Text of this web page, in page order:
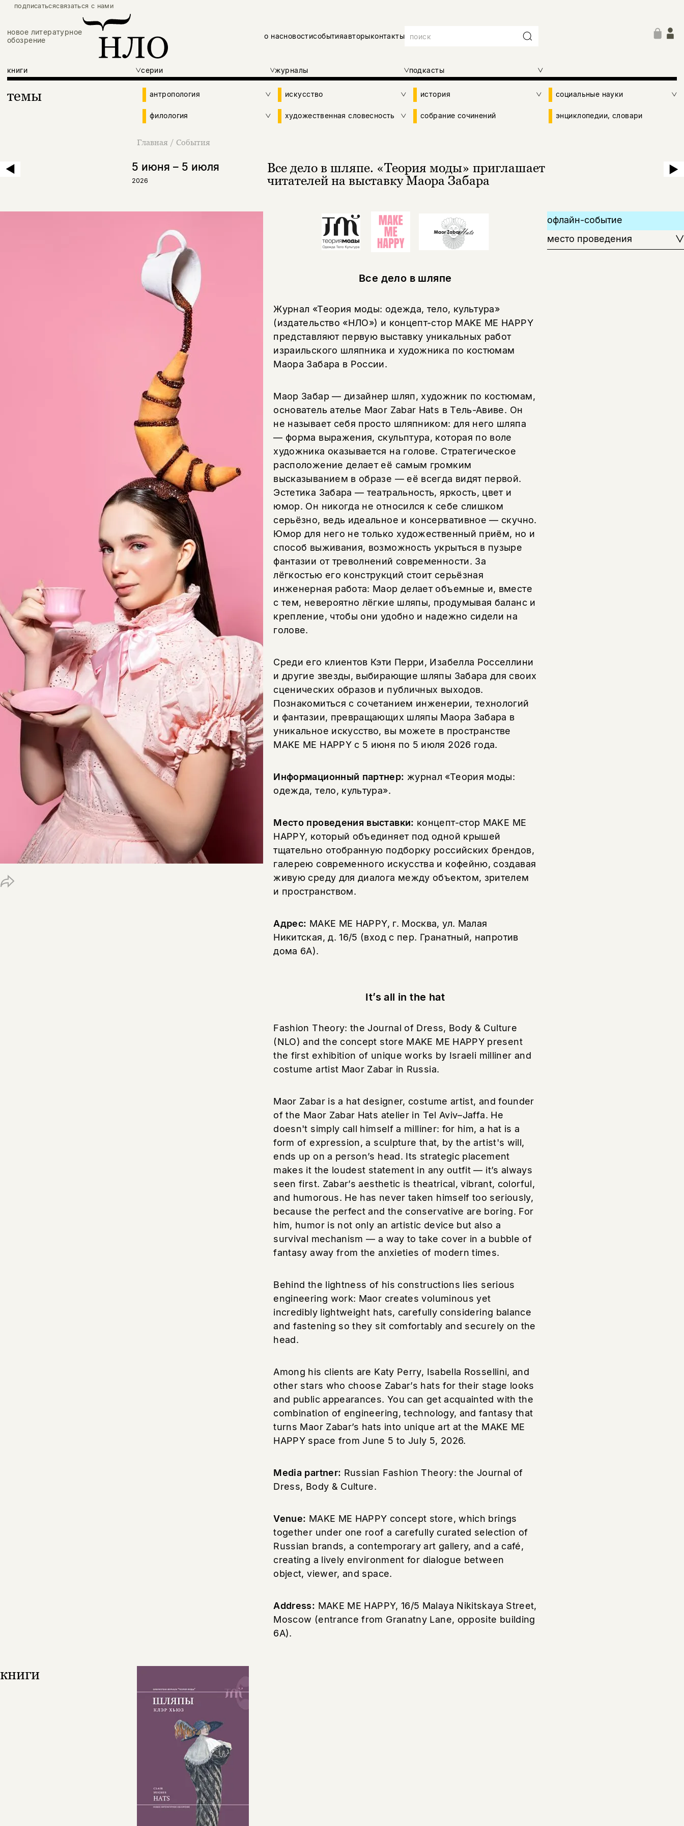
подписатьсясвязаться с нами
новое литературное
обозрение
о насновостисобытияавторыконтакты
книги серии журналы подкасты
темы антропология искусство история социальные науки
филология художественная словесность собрание сочинений энциклопедии, словари
Главная / События
5 июня – 5 июля
2026
Все дело в шляпе. «Теория моды» приглашает
читателей на выставку Маора Забара
Все дело в шляпе
Журнал «Теория моды: одежда, тело, культура»
(издательство «НЛО») и концепт-стор MAKE ME HAPPY
представляют первую выставку уникальных работ
израильского шляпника и художника по костюмам
Маора Забара в России.
Маор Забар — дизайнер шляп, художник по костюмам,
основатель ателье Maor Zabar Hats в Тель-Авиве. Он
не называет себя просто шляпником: для него шляпа
— форма выражения, скульптура, которая по воле
художника оказывается на голове. Стратегическое
расположение делает её самым громким
высказыванием в образе — её всегда видят первой.
Эстетика Забара — театральность, яркость, цвет и
юмор. Он никогда не относился к себе слишком
серьёзно, ведь идеальное и консервативное — скучно.
Юмор для него не только художественный приём, но и
способ выживания, возможность укрыться в пузыре
фантазии от треволнений современности. За
лёгкостью его конструкций стоит серьёзная
инженерная работа: Маор делает объемные и, вместе
с тем, невероятно лёгкие шляпы, продумывая баланс и
крепление, чтобы они удобно и надежно сидели на
голове.
Среди его клиентов Кэти Перри, Изабелла Росселлини
и другие звезды, выбирающие шляпы Забара для своих
сценических образов и публичных выходов.
Познакомиться с сочетанием инженерии, технологий
и фантазии, превращающих шляпы Маора Забара в
уникальное искусство, вы можете в пространстве
MAKE ME HAPPY с 5 июня по 5 июля 2026 года.
Информационный партнер: журнал «Теория моды:
одежда, тело, культура».
Место проведения выставки: концепт-стор MAKE ME
HAPPY, который объединяет под одной крышей
тщательно отобранную подборку российских брендов,
галерею современного искусства и кофейню, создавая
живую среду для диалога между объектом, зрителем
и пространством.
Адрес: MAKE ME HAPPY, г. Москва, ул. Малая
Никитская, д. 16/5 (вход с пер. Гранатный, напротив
дома 6А).
It’s all in the hat
Fashion Theory: the Journal of Dress, Body & Culture
(NLO) and the concept store MAKE ME HAPPY present
the first exhibition of unique works by Israeli milliner and
costume artist Maor Zabar in Russia.
Maor Zabar is a hat designer, costume artist, and founder
of the Maor Zabar Hats atelier in Tel Aviv–Jaffa. He
doesn't simply call himself a milliner: for him, a hat is a
form of expression, a sculpture that, by the artist's will,
ends up on a person’s head. Its strategic placement
makes it the loudest statement in any outfit — it’s always
seen first. Zabar’s aesthetic is theatrical, vibrant, colorful,
and humorous. He has never taken himself too seriously,
because the perfect and the conservative are boring. For
him, humor is not only an artistic device but also a
survival mechanism — a way to take cover in a bubble of
fantasy away from the anxieties of modern times.
Behind the lightness of his constructions lies serious
engineering work: Maor creates voluminous yet
incredibly lightweight hats, carefully considering balance
and fastening so they sit comfortably and securely on the
head.
Among his clients are Katy Perry, Isabella Rossellini, and
other stars who choose Zabar’s hats for their stage looks
and public appearances. You can get acquainted with the
combination of engineering, technology, and fantasy that
turns Maor Zabar’s hats into unique art at the MAKE ME
HAPPY space from June 5 to July 5, 2026.
Media partner: Russian Fashion Theory: the Journal of
Dress, Body & Culture.
Venue: MAKE ME HAPPY concept store, which brings
together under one roof a carefully curated selection of
Russian brands, a contemporary art gallery, and a café,
creating a lively environment for dialogue between
object, viewer, and space.
Address: MAKE ME HAPPY, 16/5 Malaya Nikitskaya Street,
Moscow (entrance from Granatny Lane, opposite building
6A).
офлайн-событие
место проведения
книги